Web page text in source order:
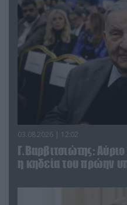
03.08.2026 | 12:02
Γ.Βαρβιτσιώτης:
η κηδεία του πρώην